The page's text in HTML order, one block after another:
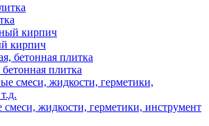
кирпич
плитка
смеси, жидкости, герметики, инструмент